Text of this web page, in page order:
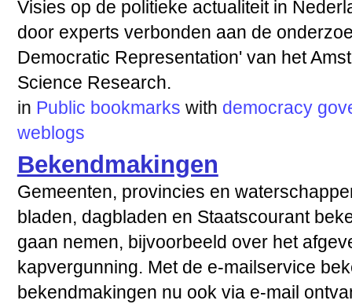
Visies op de politieke actualiteit in
door experts verbonden aan de
Democratic Representation' van het
Science Research.
in Public bookmarks with democracy
weblogs
Bekendmakingen
Gemeenten, provincies en
bladen, dagbladen en Staatscourant
gaan nemen, bijvoorbeeld over het
kapvergunning. Met de e-mailservice
bekendmakingen nu ook via e-mail